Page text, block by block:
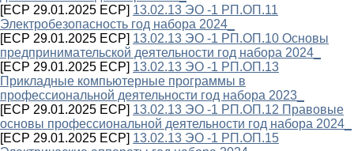
[ECP 29.01.2025 ECP] 13.02.13 ЭО -1 РП.ОП.11
Электробезопасность год набора 2024_
[ECP 29.01.2025 ECP] 13.02.13 ЭО -1 РП.ОП.10 Основы
предпринимательской деятельности год набора 2024_
[ECP 29.01.2025 ECP] 13.02.13 ЭО -1 РП.ОП.13
Прикладные компьютерные программы в
профессиональной деятельности год набора 2023_
[ECP 29.01.2025 ECP] 13.02.13 ЭО -1 РП.ОП.12 Правовые
основы профессиональной деятельности год набора 2024_
[ECP 29.01.2025 ECP] 13.02.13 ЭО -1 РП.ОП.15